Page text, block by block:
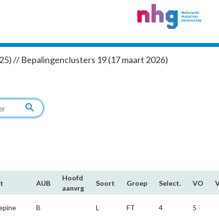
// Bepalingenclusters 19 (17 maart 2026)
search
AUB
Hoofd​
aanvrg
Soort Groep Select. VO
B L FT 4 5